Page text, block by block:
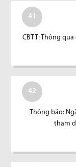
41
CBTT: Thông
42
Thông báo:
tham